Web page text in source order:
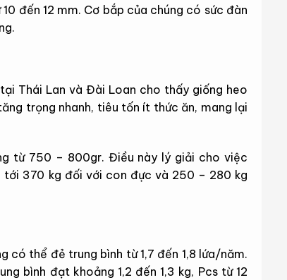
đến 12 mm. Cơ bắp của chúng có sức đàn
Thái Lan và Đài Loan cho thấy giống heo
trọng nhanh, tiêu tốn ít thức ăn, mang lại
từ 750 – 800gr. Điều này lý giải cho việc
tới 370 kg đối với con đực và 250 – 280 kg
có thể đẻ trung bình từ 1,7 đến 1,8 lứa/năm.
bình đạt khoảng 1,2 đến 1,3 kg, Pcs từ 12